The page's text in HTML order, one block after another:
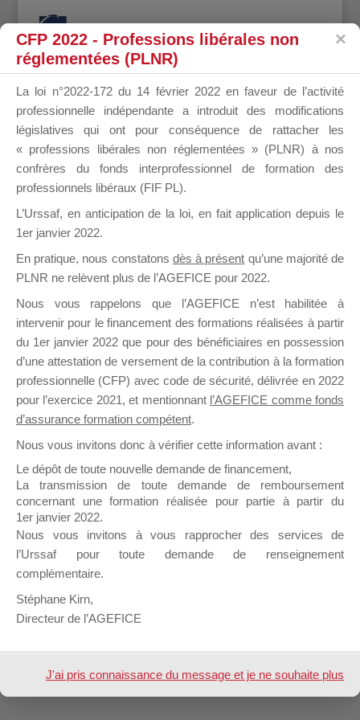
Vos données de compte
utilisateur
[ms-membership-account]
[ms-membership-logout]
Design de Elegant Themes| Propulsé par
WordPress
CFP 2022 - Professions libérales non
réglementées (PLNR)
La loi n°2022-172 du 14 février 2022 en faveur de l’activité
professionnelle indépendante a introduit des modifications
législatives qui ont pour conséquence de rattacher les
« professions libérales non réglementées » (PLNR) à nos
confrères du fonds interprofessionnel de formation des
professionnels libéraux (FIF PL).
L’Urssaf, en anticipation de la loi, en fait application depuis le
1er janvier 2022.
En pratique, nous constatons dès à présent qu’une majorité de
PLNR ne relèvent plus de l’AGEFICE pour 2022.
Nous vous rappelons que l’AGEFICE n’est habilitée à
intervenir pour le financement des formations réalisées à partir
du 1er janvier 2022 que pour des bénéficiaires en possession
d’une attestation de versement de la contribution à la formation
professionnelle (CFP) avec code de sécurité, délivrée en 2022
pour l’exercice 2021, et mentionnant l’AGEFICE comme fonds
d’assurance formation compétent.
Nous vous invitons donc à vérifier cette information avant :
Le dépôt de toute nouvelle demande de financement,
La transmission de toute demande de remboursement
concernant une formation réalisée pour partie à partir du
1er janvier 2022.
Nous vous invitons à vous rapprocher des services de
l’Urssaf pour toute demande de renseignement
complémentaire.
Stéphane Kirn,
Directeur de l’AGEFICE
J'ai pris connaissance du message et je ne souhaite plus